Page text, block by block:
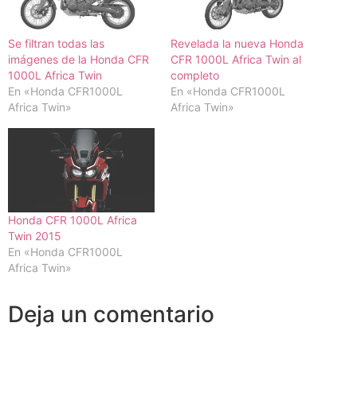
Se filtran todas las
imágenes de la Honda CFR
1000L Africa Twin
En «Honda CFR1000L
Africa Twin»
Revelada la nueva Honda
CFR 1000L Africa Twin al
completo
En «Honda CFR1000L
Africa Twin»
Honda CFR 1000L Africa
Twin 2015
En «Honda CFR1000L
Africa Twin»
Deja un comentario